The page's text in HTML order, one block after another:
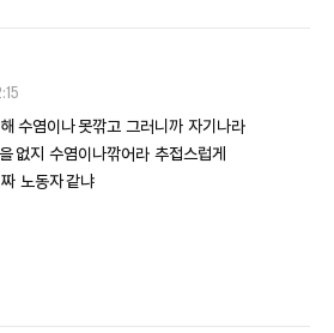
수염이나 못깎고  그러니까  자기나라
없지  수염이나깎어라  추접스럽게
노동자 같냐